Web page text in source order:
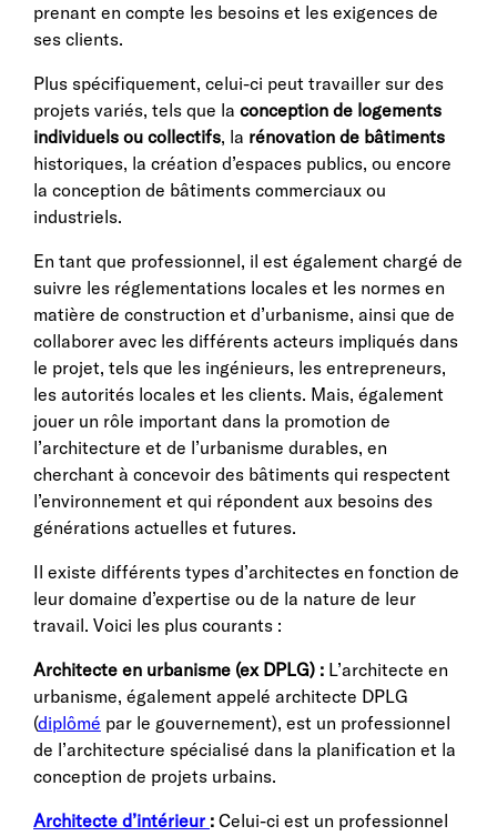
prenant en compte les besoins et les exigences de
ses clients.
Plus spécifiquement, celui-ci peut travailler sur des
projets variés, tels que la conception de logements
individuels ou collectifs, la rénovation de bâtiments
historiques, la création d’espaces publics, ou encore
la conception de bâtiments commerciaux ou
industriels.
En tant que professionnel, il est également chargé de
suivre les réglementations locales et les normes en
matière de construction et d’urbanisme, ainsi que de
collaborer avec les différents acteurs impliqués dans
le projet, tels que les ingénieurs, les entrepreneurs,
les autorités locales et les clients. Mais, également
jouer un rôle important dans la promotion de
l’architecture et de l’urbanisme durables, en
cherchant à concevoir des bâtiments qui respectent
l’environnement et qui répondent aux besoins des
générations actuelles et futures.
Il existe différents types d’architectes en fonction de
leur domaine d’expertise ou de la nature de leur
travail. Voici les plus courants :
Architecte en urbanisme (ex DPLG) : L’architecte en
urbanisme, également appelé architecte DPLG
(diplômé par le gouvernement), est un professionnel
de l’architecture spécialisé dans la planification et la
conception de projets urbains.
Architecte d’intérieur : Celui-ci est un professionnel